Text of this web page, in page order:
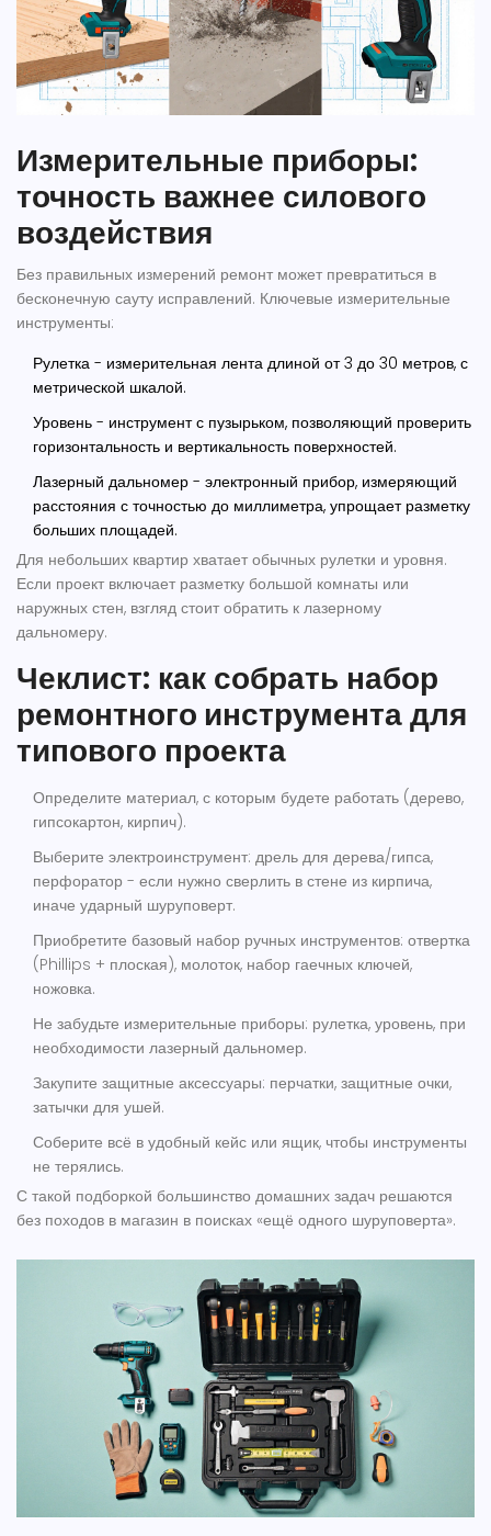
Измерительные приборы:
точность важнее силового
воздействия
Без правильных измерений ремонт может превратиться в
бесконечную сауту исправлений. Ключевые измерительные
инструменты:
Рулетка - измерительная лента длиной от 3 до 30 метров, с
метрической шкалой.
Уровень - инструмент с пузырьком, позволяющий проверить
горизонтальность и вертикальность поверхностей.
Лазерный дальномер - электронный прибор, измеряющий
расстояния с точностью до миллиметра, упрощает разметку
больших площадей.
Для небольших квартир хватает обычных рулетки и уровня.
Если проект включает разметку большой комнаты или
наружных стен, взгляд стоит обратить к лазерному
дальномеру.
Чеклист: как собрать набор
ремонтного инструментадля
типового проекта
Определите материал, с которым будете работать (дерево,
гипсокартон, кирпич).
Выберите электроинструмент: дрель для дерева/гипса,
перфоратор - если нужно сверлить в стене из кирпича,
иначе ударный шуруповерт.
Приобретите базовый набор ручных инструментов: отвертка
(Phillips + плоская), молоток, набор гаечных ключей,
ножовка.
Не забудьте измерительные приборы: рулетка, уровень, при
необходимости лазерный дальномер.
Закупите защитные аксессуары: перчатки, защитные очки,
затычки для ушей.
Соберите всё в удобный кейс или ящик, чтобы инструменты
не терялись.
С такой подборкой большинство домашних задач решаются
без походов в магазин в поисках «ещё одного шуруповерта».